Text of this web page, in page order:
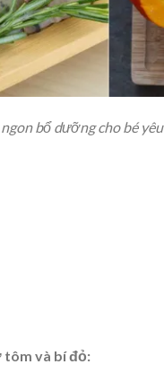
bổ dưỡng cho bé yêu
tôm và bí đỏ: